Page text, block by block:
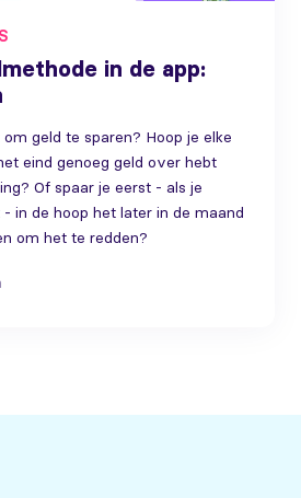
in de app:
geld te sparen? Hoop je elke
eind genoeg geld over hebt
Of spaar je eerst - als je
in de hoop het later in de maand
om het te redden?